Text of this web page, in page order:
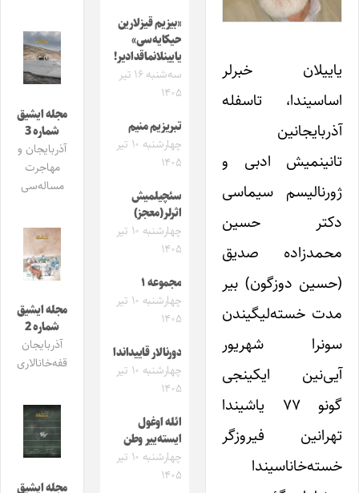
یاییلان خبرلر
اساسیندا، تاسفله
آذربایجانین
تانینمیش ادبی و
ژورنالیسم سیماسی
دکتر حسین
محمدزاده صدیق
(حسین دوزگون) بیر
مدت خسته‌لیگیندن
سونرا شهریور
آیی‌نین ایکینجی
گونو ۷۷ یاشیندا
تهرانین فیروزگر
خسته‌خاناسیندا
«بیزیم قیزلارین
حیکایه‌سی»
یایینلانماقدادیر!
سه‌شنبه ۱۶ تیر
۱۴۰۵
تبریزیم منیم
چهارشنبه ۱۰ تیر
۱۴۰۵
سئچیلمیش
اثرلر(معجز)
چهارشنبه ۱۰ تیر
۱۴۰۵
مجموعه ۱
چهارشنبه ۱۰ تیر
۱۴۰۵
دورنالار قاییداندا
چهارشنبه ۱۰ تیر
۱۴۰۵
ائله اوغول
ایسته‌ییر وطن
چهارشنبه ۱۰ تیر
۱۴۰۵
مجله ایشیق
شماره 3
آذربایجان و
مهاجرت
مساله‌سی
مجله ایشیق
شماره 2
آذربایجان
قفه‌خانالاری
مجله ایشیق